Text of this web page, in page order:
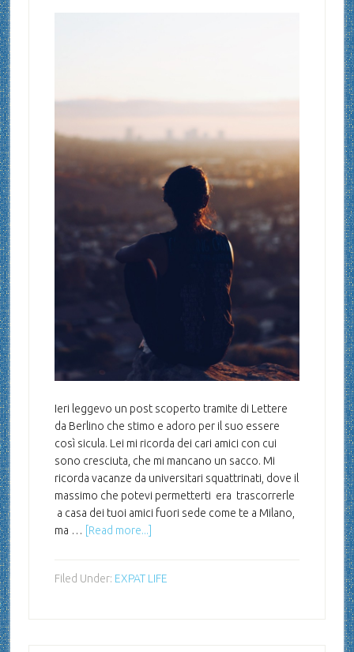
Ieri leggevo un post scoperto tramite di Lettere
da Berlino che stimo e adoro per il suo essere
così sicula. Lei mi ricorda dei cari amici con cui
sono cresciuta, che mi mancano un sacco. Mi
ricorda vacanze da universitari squattrinati, dove il
massimo che potevi permetterti era trascorrerle
a casa dei tuoi amici fuori sede come te a Milano,
ma …
[Read more...]
Filed Under: EXPAT LIFE